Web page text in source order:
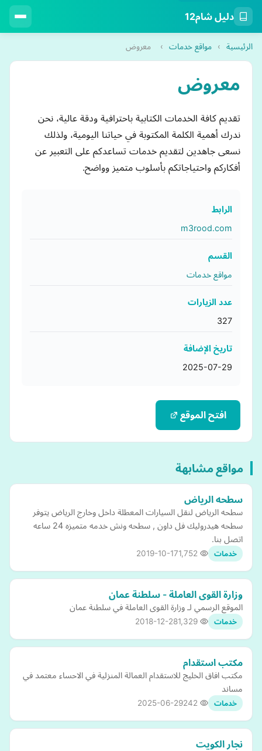
دليل شام12
الرئيسية › مواقع خدمات › معروض
معروض
تقديم كافة الخدمات الكتابية باحترافية ودقة عالية، نحن
ندرك أهمية الكلمة المكتوبة في حياتنا اليومية، ولذلك
نسعى جاهدين لتقديم خدمات تساعدكم على التعبير عن
أفكاركم واحتياجاتكم بأسلوب متميز وواضح.
الرابط
m3rood.com
القسم
مواقع خدمات
عدد الزيارات
327
تاريخ الإضافة
2025-07-29
افتح الموقع
مواقع مشابهة
سطحه الرياض
سطحه الرياض لنقل السيارات المعطلة داخل وخارج الرياض يتوفر
سطحه هيدروليك فل داون , سطحه ونش خدمه متميزه 24 ساعه
اتصل بنا.
خدمات 2019-10-17
وزارة القوى العاملة - سلطنة عمان
الموقع الرسمي لـ وزارة القوى العاملة في سلطنة عمان
خدمات 2018-12-28
مكتب استقدام
مكتب افاق الخليج للاستقدام العمالة المنزلية في الاحساء معتمد في
مساند
خدمات 2025-06-29
نجار الكويت